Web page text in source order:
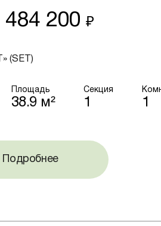
484 200 ₽
(SET)
Площадь
38.9 м²
Секция
1 1
Подробнее